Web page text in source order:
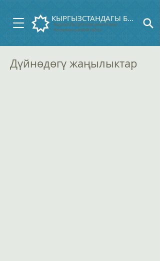
Кыргыз Республикасынын Бахаи
Коомунун расмий сайты
КЫРГЫЗСТАНДАГЫ БАХАИЛЕР
Дүйнөдөгү жаңылыктар